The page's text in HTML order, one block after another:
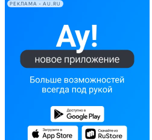
РЕКЛАМА • AU.RU